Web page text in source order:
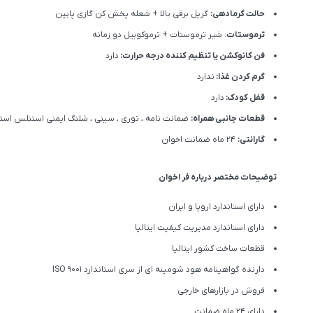
حالت گرمادهی: گریل برقی بالا + شعله پخش کن گازی پایین
ترموستات: شیر ترموستات + ترموکوبیل دو زمانه
فن کانوکشن یا تنظیم کننده درجه حرارت: دارد
گرم کردن غذا: ندارد
قفل کودک: دارد
قطعات جانبی همراه: ضمانت نامه ، توری ، سینی ، شلنگ ایمنی استنلس
گارانتی:
توضیحات مختصر درباره فر اخوان
دارای استاندارد اروپا و ایران
دارای استاندارد مدیریت کیفیت ایتالیا
قطعات ساخت کشور ایتالیا
دارنده گواهینامه هود شومینه ای از سری استاندارد ISO 9001
فروش در بازارهای خارجی